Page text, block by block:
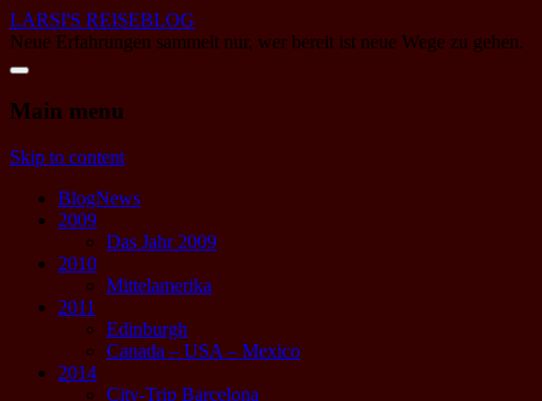
LARSI'S REISEBLOG
Neue Erfahrungen sammelt nur, wer bereit ist neue Wege zu gehen.
Main menu
Skip to content
BlogNews
2009
Das Jahr 2009
2010
Mittelamerika
2011
Edinburgh
Canada – USA – Mexico
2014
City-Trip Barcelona